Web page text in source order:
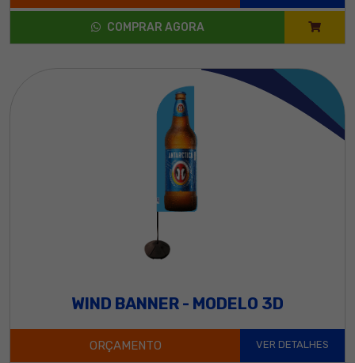
COMPRAR AGORA
WIND BANNER - MODELO 3D
ORÇAMENTO VER DETALHES